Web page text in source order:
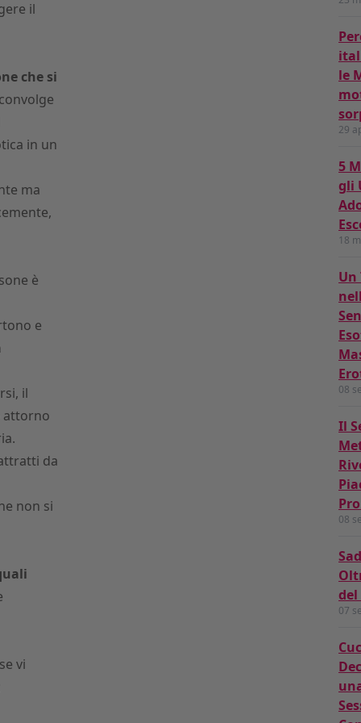
il
che si
in un
ma
è
e
il
attorno
da
non si
vi
le
29
5
gli
18
Un
08
Il
08
del
07